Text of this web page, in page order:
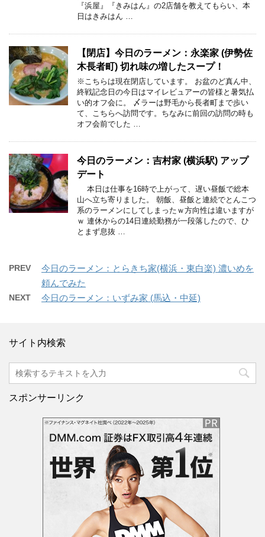
『浜屋』『きみはん』の2店舗を教えてもらい、本
日はきみはん …
【閉店】今日のラーメン：永楽家 (伊勢佐
木長者町) 切れ味の増したスープ！
※こちらは現在閉店しています。 お盆のど真ん中、
終戦記念日の今日はマイレビュアーの皆様と暑気払
い的オフ会に。 〆ラーは野毛から長者町まで歩い
て、こちらへ訪問です。ちなみに前回の訪問の時も
オフ会前でした …
今日のラーメン：吉村家 (横浜駅) アップ
デート
本日は仕事を16時で上がって、遅い昼飯で総本
山へ立ち寄りました。 朝飯、昼飯と連続でとんこつ
系のラーメンにしてしまったｗ方向性は違いますが
ｗ 連休からの14日連続勤務が一段落したので、ひ
とまず息抜 …
PREV
今日のラーメン：とらきち家(横浜・東白楽) 濃いめを
頼んでみた
NEXT 今日のラーメン：いずみ家 (馬込・中延)
サイト内検索
スポンサーリンク